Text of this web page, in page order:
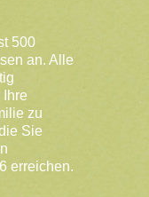
500
an. Alle
Ihre
zu
Sie
erreichen.